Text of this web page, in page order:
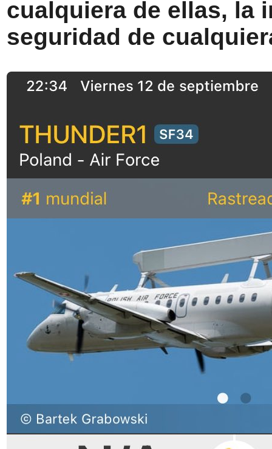
cualquiera de ellas, la
seguridad de